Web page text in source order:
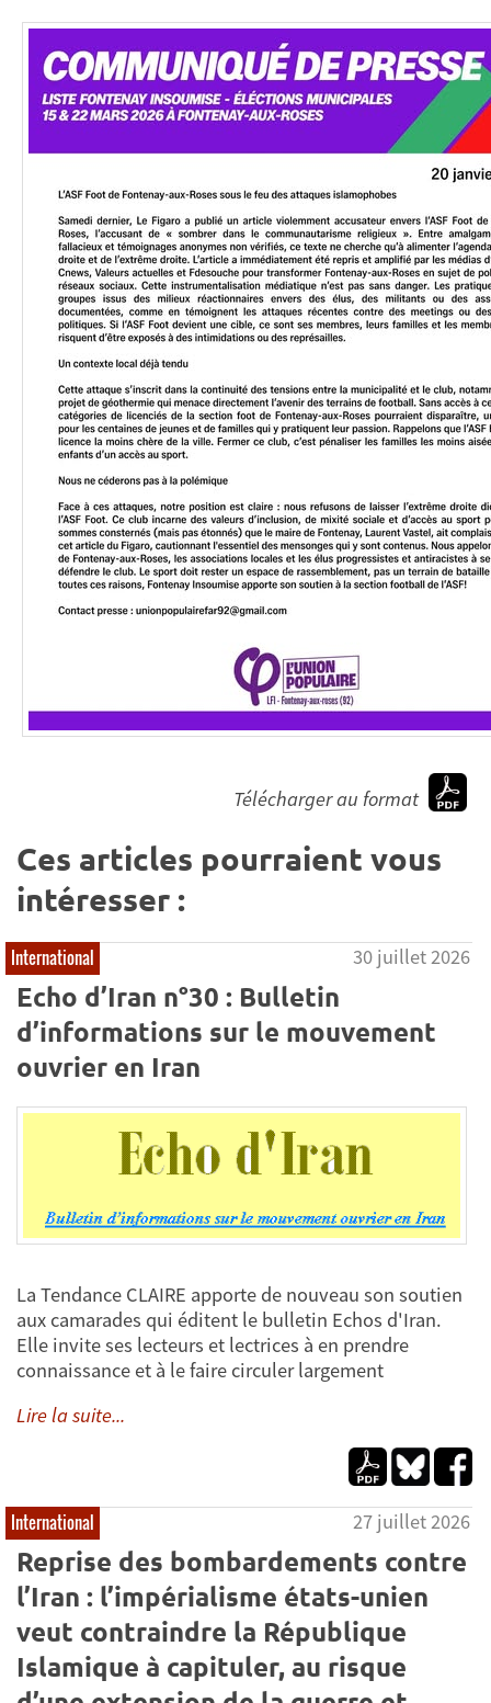
Télécharger au format
Ces articles pourraient vous
intéresser :
International 30 juillet 2026
Echo d’Iran n°30 : Bulletin
d’informations sur le mouvement
ouvrier en Iran
La Tendance CLAIRE apporte de nouveau son soutien
aux camarades qui éditent le bulletin Echos d'Iran.
Elle invite ses lecteurs et lectrices à en prendre
connaissance et à le faire circuler largement
Lire la suite...
International 27 juillet 2026
Reprise des bombardements contre
l’Iran : l’impérialisme états-unien
veut contraindre la République
Islamique à capituler, au risque